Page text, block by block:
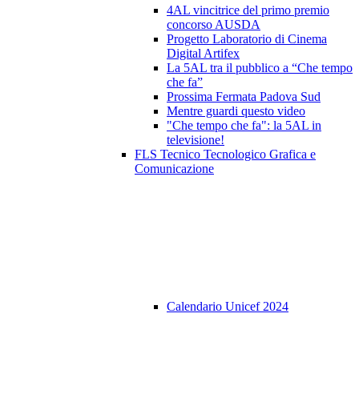
4AL vincitrice del primo premio
concorso AUSDA
Progetto Laboratorio di Cinema
Digital Artifex
La 5AL tra il pubblico a “Che tempo
che fa”
Prossima Fermata Padova Sud
Mentre guardi questo video
"Che tempo che fa": la 5AL in
televisione!
FLS Tecnico Tecnologico Grafica e
Comunicazione
Calendario Unicef 2024